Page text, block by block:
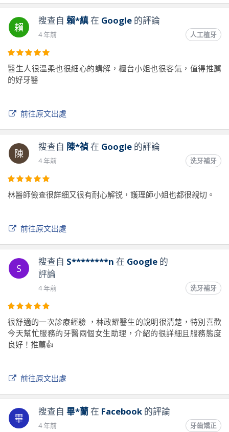
賴
搜查自 賴*縝在 Google的評論
4 年前 人工植牙
醫生人很溫柔也很細心的講解，櫃台小姐也很客氣，值得推薦
的好牙醫
前往原文出處
陳
搜查自 陳*禎在 Google的評論
4 年前 洗牙補牙
林醫師儉查很詳细又很有耐心解锐，護理師小姐也都很親切。
前往原文出處
S
搜查自 S********n 在 Google的
評論
4 年前 洗牙補牙
很舒適的一次診療經驗 ，林政耀醫生的說明很清楚，特別喜歡
今天幫忙服務的牙醫兩個女生助理，介紹的很詳細且服務態度
良好！推薦👍
前往原文出處
畢
搜查自 畢*蘭在 Facebook的評論
4 年前 牙齒矯正